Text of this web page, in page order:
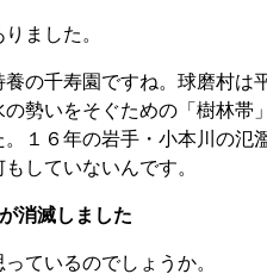
ました。
の千寿園ですね。球磨村は
勢いをそぐための「樹林帯
１６年の岩手・小本川の氾
していないんです。
消滅しました
ているのでしょうか。